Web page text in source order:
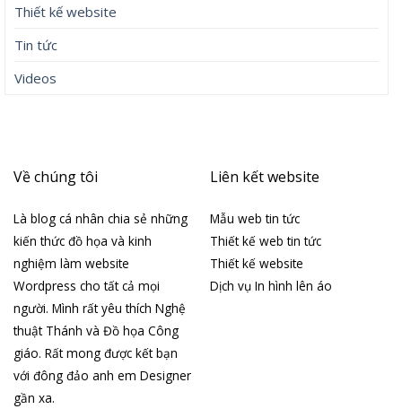
Thiết kế website
Tin tức
Videos
Về chúng tôi
Là blog cá nhân chia sẻ những
kiến thức đồ họa và kinh
nghiệm làm website
Wordpress cho tất cả mọi
người. Mình rất yêu thích Nghệ
thuật Thánh và Đồ họa Công
giáo. Rất mong được kết bạn
với đông đảo anh em Designer
gần xa.
Liên kết website
Mẫu web tin tức
Thiết kế web tin tức
Thiết kế website
Dịch vụ In hình lên áo